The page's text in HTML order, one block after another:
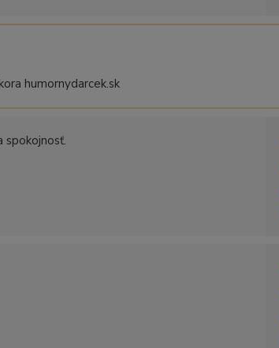
humornydarcek.sk
spokojnosť.